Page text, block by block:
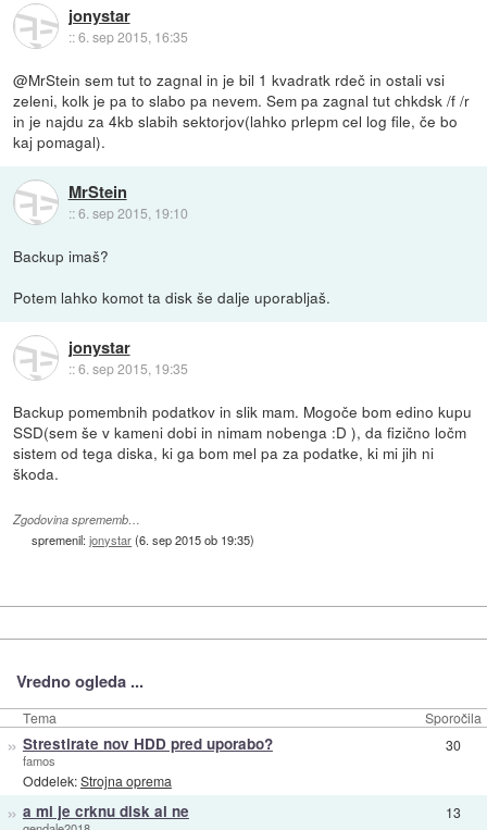
jonystar
::6. sep 2015, 16:35
@MrStein sem tut to zagnal in je bil 1 kvadratk rdeč in ostali vsi
zeleni, kolk je pa to slabo pa nevem. Sem pa zagnal tut chkdsk /f /r
in je najdu za 4kb slabih sektorjov(lahko prlepm cel log file, če bo
kaj pomagal).
MrStein
::6. sep 2015, 19:10
Backup imaš?
Potem lahko komot ta disk še dalje uporabljaš.
jonystar
::6. sep 2015, 19:35
Backup pomembnih podatkov in slik mam. Mogoče bom edino kupu
SSD(sem še v kameni dobi in nimam nobenga :D ), da fizično ločm
sistem od tega diska, ki ga bom mel pa za podatke, ki mi jih ni
škoda.
Zgodovina sprememb…
spremenil:jonystar(6. sep 2015 ob 19:35)
Vredno ogleda ...
Tema Sporočila
» Strestirate nov HDD pred uporabo?
famos
Oddelek:Strojna oprema
30
» a mi je crknu disk al ne 13